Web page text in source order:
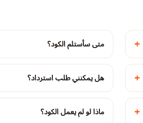
+ متى سأستلم الكود؟
+ هل يمكنني طلب استرداد؟
+ ماذا لو لم يعمل الكود؟